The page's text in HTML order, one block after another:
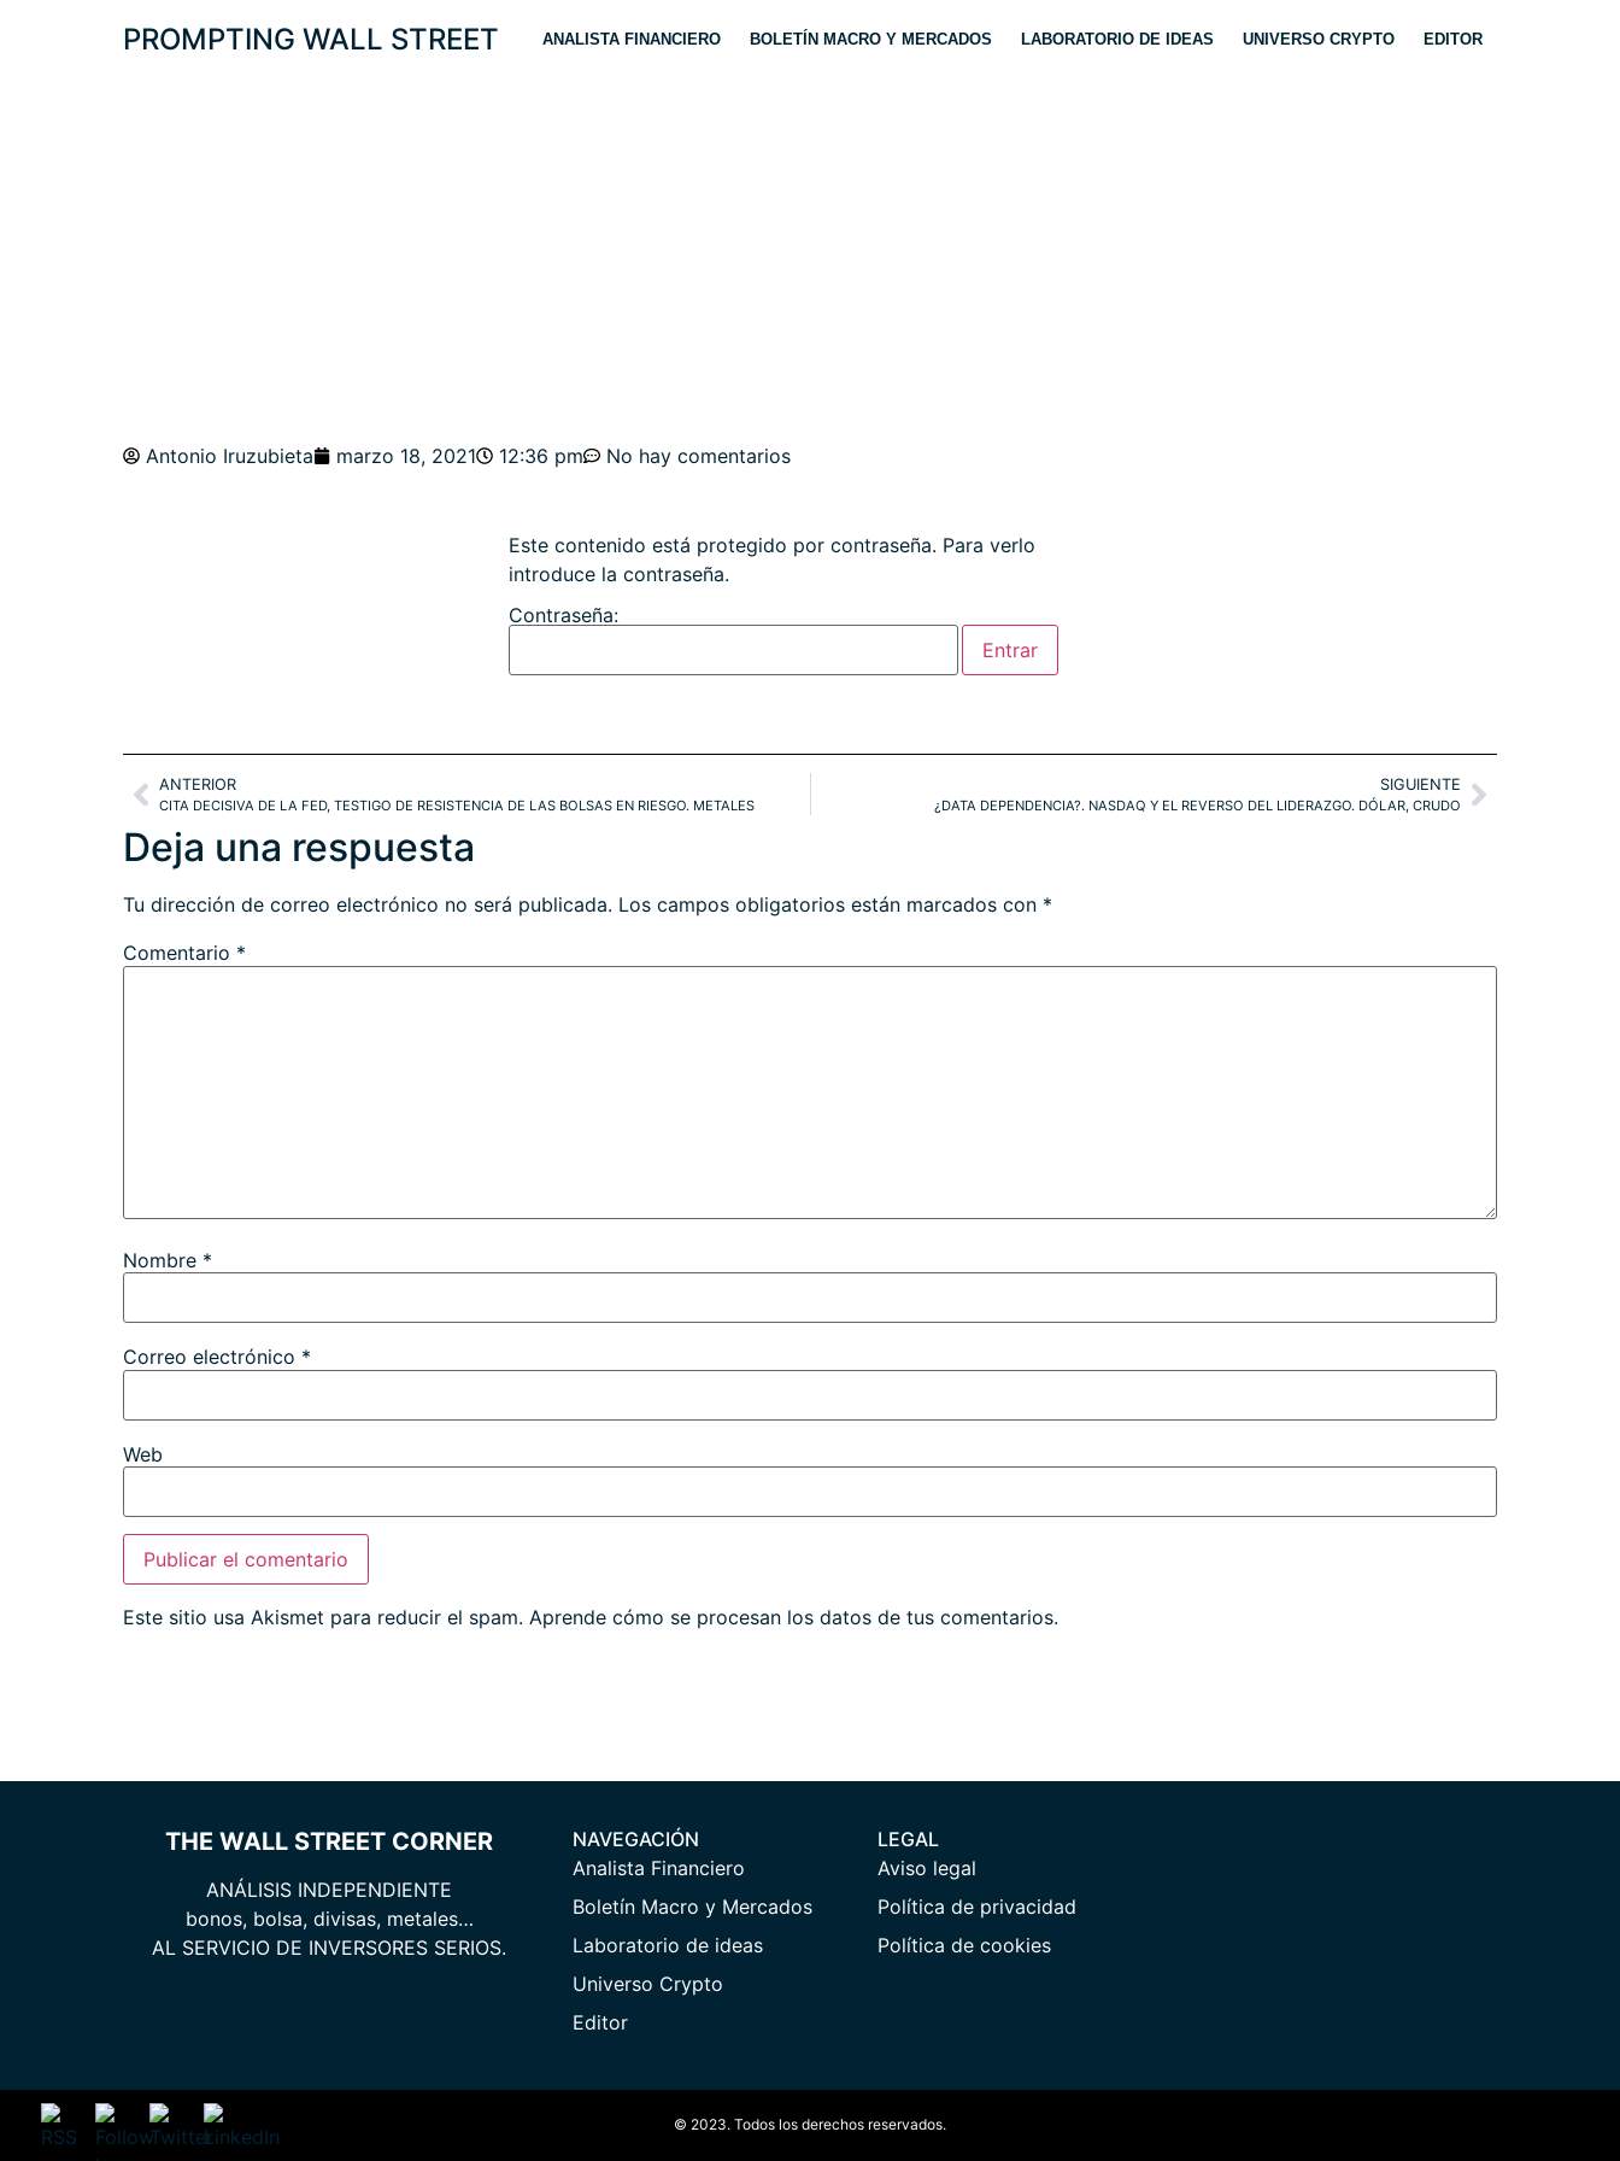
PROMPTING WALL STREET ANALISTA FINANCIERO BOLETÍN MACRO Y MERCADOS LABORATORIO DE IDEAS UNIVERSO CRYPTO EDITOR
Antonio Iruzubieta marzo 18, 2021 12:36 pm No hay comentarios
Este contenido está protegido por contraseña. Para verlo
introduce la contraseña.
Contraseña:
ANTERIOR
CITA DECISIVA DE LA FED, TESTIGO DE RESISTENCIA DE LAS BOLSAS EN RIESGO. METALES
SIGUIENTE
¿DATA DEPENDENCIA?. NASDAQ Y EL REVERSO DEL LIDERAZGO. DÓLAR, CRUDO
Deja una respuesta
Tu dirección de correo electrónico no será publicada. Los campos obligatorios están marcados con *
Comentario *
Nombre *
Correo electrónico *
Web
Este sitio usa Akismet para reducir el spam. Aprende cómo se procesan los datos de tus comentarios.
THE WALL STREET CORNER
ANÁLISIS INDEPENDIENTE
bonos, bolsa, divisas, metales…
AL SERVICIO DE INVERSORES SERIOS.
NAVEGACIÓN
Analista Financiero
Boletín Macro y Mercados
Laboratorio de ideas
Universo Crypto
Editor
LEGAL
Aviso legal
Política de privacidad
Política de cookies
© 2023. Todos los derechos reservados.